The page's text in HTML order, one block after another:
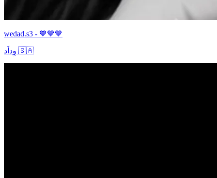
wedad.s3 - 💙💙💙
وِداَد 🇸🇦